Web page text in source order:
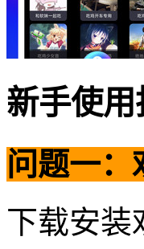
新手使用
问题一：
下载安装